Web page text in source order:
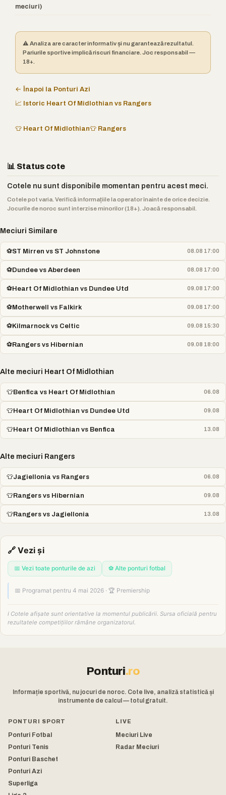
meciuri)
⚠️ Analiza are caracter informativ și nu garantează rezultatul.
Pariurile sportive implică riscuri financiare. Joc responsabil —
18+.
← Înapoi la Ponturi Azi
📈 Istoric Heart Of Midlothian vs Rangers
👕 Heart Of Midlothian👕 Rangers
📊 Status cote
Cotele nu sunt disponibile momentan pentru acest meci.
Cotele pot varia. Verifică informațiile la operator înainte de orice decizie.
Jocurile de noroc sunt interzise minorilor (18+). Joacă responsabil.
Meciuri Similare
⚽ST Mirren vs ST Johnstone 08.08 17:00
⚽Dundee vs Aberdeen 08.08 17:00
⚽Heart Of Midlothian vs Dundee Utd 09.08 17:00
⚽Motherwell vs Falkirk 09.08 17:00
⚽Kilmarnock vs Celtic 09.08 15:30
⚽Rangers vs Hibernian 09.08 18:00
Alte meciuri Heart Of Midlothian
👕Benfica vs Heart Of Midlothian 06.08
👕Heart Of Midlothian vs Dundee Utd 09.08
👕Heart Of Midlothian vs Benfica 13.08
Alte meciuri Rangers
👕Jagiellonia vs Rangers 06.08
👕Rangers vs Hibernian 09.08
👕Rangers vs Jagiellonia 13.08
🔗 Vezi și
📅 Vezi toate ponturile de azi ⚽ Alte ponturi fotbal
📅 Programat pentru 4 mai 2026 · 🏆 Premiership
ℹ️ Cotele afișate sunt orientative la momentul publicării. Sursa oficială pentru
rezultatele competițiilor rămâne organizatorul.
Ponturi.ro
Informație sportivă, nu jocuri de noroc. Cote live, analiză statistică și
instrumente de calcul — totul gratuit.
PONTURI SPORT
Ponturi Fotbal
Ponturi Tenis
Ponturi Baschet
Ponturi Azi
Superliga
LIVE
Meciuri Live
Radar Meciuri